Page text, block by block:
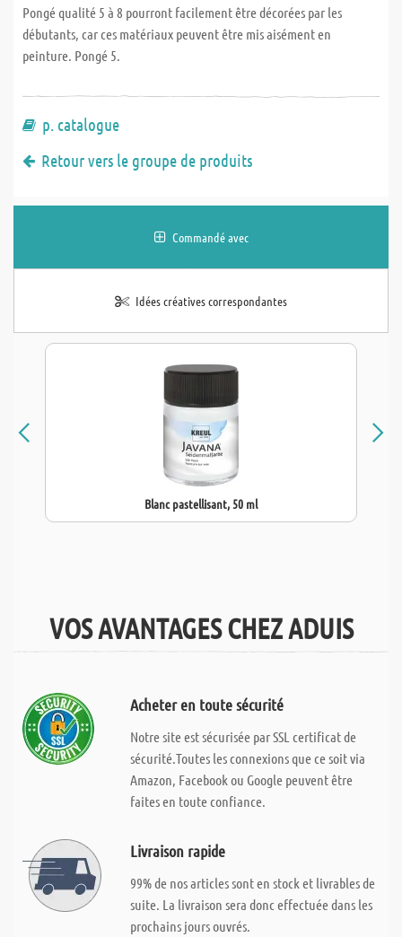
Pongé qualité 5 à 8 pourront facilement être décorées par les
débutants, car ces matériaux peuvent être mis aisément en
peinture. Pongé 5.
p. catalogue
Retour vers le groupe de produits
Commandé avec
Idées créatives correspondantes
Blanc pastellisant, 50 ml
VOS AVANTAGES CHEZ ADUIS
Acheter en toute sécurité
Notre site est sécurisée par SSL certificat de
sécurité.Toutes les connexions que ce soit via
Amazon, Facebook ou Google peuvent être
faites en toute confiance.
Livraison rapide
99% de nos articles sont en stock et livrables de
suite. La livraison sera donc effectuée dans les
prochains jours ouvrés.